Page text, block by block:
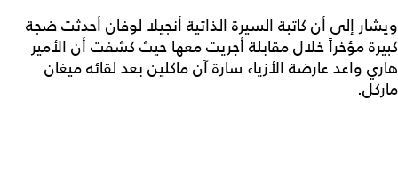
ويشار إلى أن كاتبة السيرة الذاتية أنجيلا لوفان أحدثت ضجة
كبيرة مؤخراً خلال مقابلة أجريت معها حيث كشفت أن الأمير
هاري واعد عارضة الأزياء سارة آن ماكلين بعد لقائه ميغان
ماركل.